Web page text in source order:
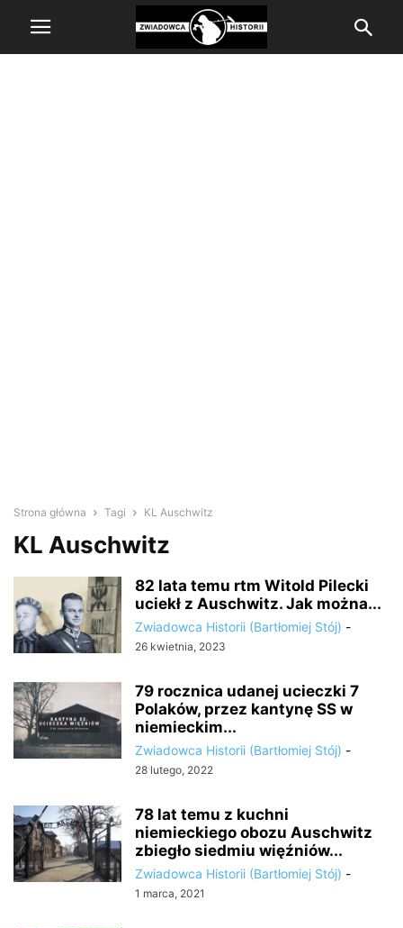
Strona główna Tagi KL Auschwitz
KL Auschwitz
82 lata temu rtm Witold Pilecki
uciekł z Auschwitz. Jak można...
Zwiadowca Historii (Bartłomiej Stój) -
26 kwietnia, 2023
79 rocznica udanej ucieczki 7
Polaków, przez kantynę SS w
niemieckim...
Zwiadowca Historii (Bartłomiej Stój) -
28 lutego, 2022
78 lat temu z kuchni
niemieckiego obozu Auschwitz
zbiegło siedmiu więźniów...
Zwiadowca Historii (Bartłomiej Stój) -
1 marca, 2021